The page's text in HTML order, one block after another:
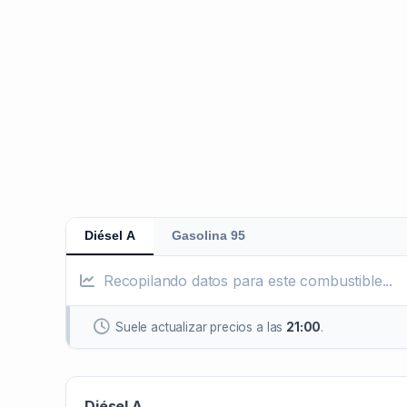
Diésel A Gasolina 95
Recopilando datos para este combustible...
Suele actualizar precios a las 21:00.